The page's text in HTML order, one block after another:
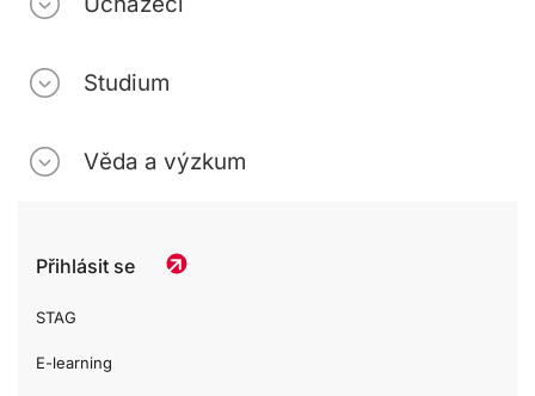
Studium
Věda a výzkum
Přihlásit se
STAG
E-learning